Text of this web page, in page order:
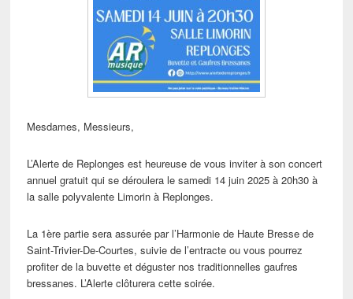
Mesdames, Messieurs,
L’Alerte de Replonges est heureuse de vous inviter à son concert
annuel gratuit qui se déroulera le samedi 14 juin 2025 à 20h30 à
la salle polyvalente Limorin à Replonges.
La 1ère partie sera assurée par l’Harmonie de Haute Bresse de
Saint-Trivier-De-Courtes, suivie de l’entracte ou vous pourrez
profiter de la buvette et déguster nos traditionnelles gaufres
bressanes. L’Alerte clôturera cette soirée.